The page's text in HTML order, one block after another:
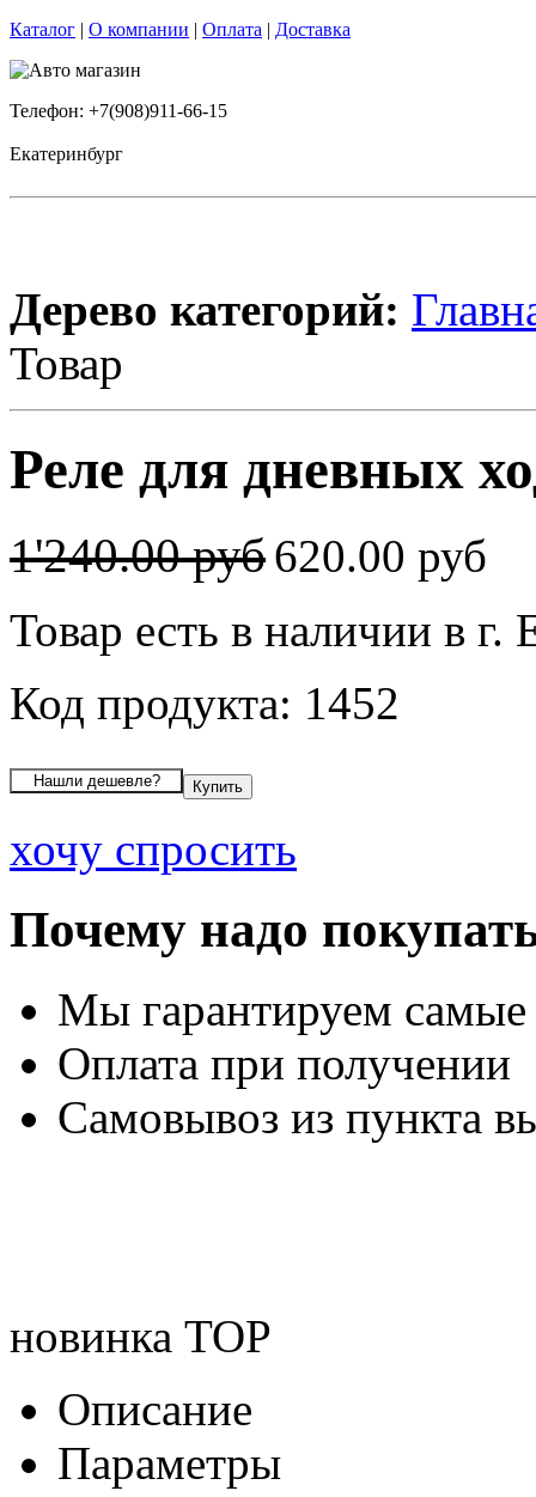
Каталог | О компании | Оплата | Доставка
Телефон: +7(908)911-66-15
Екатеринбург
Дерево категорий:
Товар
Реле для дневных
1'240.00 руб620.00 руб
Товар есть в наличии в г.
Код продукта: 1452
хочу спросить
Почему надо
Мы гарантируем
Оплата при получении
Самовывоз из пункта
новинка TOP
Описание
Параметры